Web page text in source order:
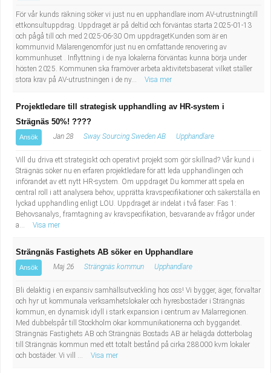
Sanering och renhållning
Socialt arbete
Säkerhetsarbete
Tekniskt arbete
Transport
Lastbilsförare m.fl.
Fastighetsskötare
Informatör/Kommunikatör
Brevbärare
Sjuksköterska, grundutbildad
Kock, storhushåll
Undersköterska, vård- o specialavd. o mottagning
Bibliotekarie
Administrativ assistent
Lärare i gymnasiet
För vår kunds räkning söker vi just nu en upphandlare inom AV-utrustningtill
ettkonsultuppdrag. Uppdraget är på deltid och förväntas starta 2025-01-13
och pågå till och med 2025-06-30 Om uppdragetKunden som är en
kommunvid Mälarengenomför just nu en omfattande renovering av
kommunhuset . Inflyttning i de nya lokalerna förväntas kunna börja under
hösten 2025. Kommunen ska framöver arbeta aktivitetsbaserat vilket ställer
stora krav på AV-utrustningen i de ny...
Visa mer
Projektledare till strategisk upphandling av HR-system i
Strägnäs 50%! ????
Ansök Jan 28 Sway Sourcing Sweden AB Upphandlare
Vill du driva ett strategiskt och operativt projekt som gör skillnad? Vår kund i
Strägnäs söker nu en erfaren projektledare för att leda upphandlingen och
införandet av ett nytt HR-system. Om uppdraget Du kommer att spela en
central roll i att analysera behov, upprätta kravspecifikationer och säkerställa en
lyckad upphandling enligt LOU. Uppdraget är indelat i två faser: Fas 1:
Behovsanalys, framtagning av kravspecifikation, besvarande av frågor under
a...
Visa mer
Strängnäs Fastighets AB söker en Upphandlare
Ansök Maj 26 Strängnäs kommun Upphandlare
Bli delaktig i en expansiv samhällsutveckling hos oss! Vi bygger, äger, förvaltar
och hyr ut kommunala verksamhetslokaler och hyresbostäder i Strängnäs
kommun, en dynamisk idyll i stark expansion i centrum av Mälarregionen.
Med dubbelspår till Stockholm ökar kommunikationerna och byggandet.
Strängnäs Fastighets AB och Strängnäs Bostads AB är helägda dotterbolag
till Strängnäs kommun med ett totalt bestånd på cirka 288000 kvm lokaler
och bostäder. Vi vill ...
Visa mer